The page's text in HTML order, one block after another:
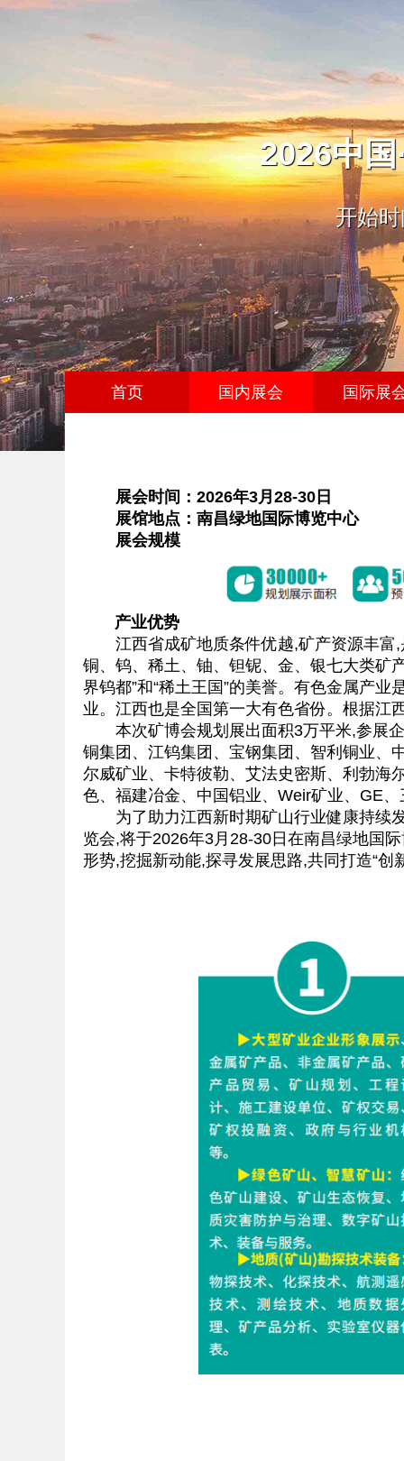
2026中
开始
首页 国内展会 国际展
展会时间：2026年3月28-30日
展馆地点：南昌绿地国际博览中心
展会规模
产业优势
江西省成矿地质条件优越,矿产资源丰富,
铜、钨、稀土、铀、钽铌、金、银七大类矿
界钨都”和“稀土王国”的美誉。有色金属产
业。江西也是全国第一大有色省份。根据江
本次矿博会规划展出面积3万平米,参展企
铜集团、江钨集团、宝钢集团、智利铜业、
尔威矿业、卡特彼勒、艾法史密斯、利勃海
色、福建冶金、中国铝业、Weir矿业、GE
为了助力江西新时期矿山行业健康持续发
览会,将于2026年3月28-30日在南昌绿地国
形势,挖掘新动能,探寻发展思路,共同打造“